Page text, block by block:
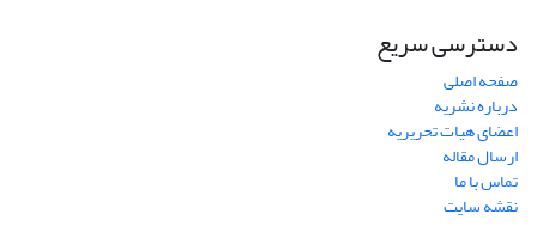
دسترسی سریع
صفحه اصلی
درباره نشریه
اعضای هیات تحریریه
ارسال مقاله
تماس با ما
نقشه سایت